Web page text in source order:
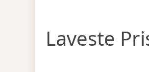
Laveste